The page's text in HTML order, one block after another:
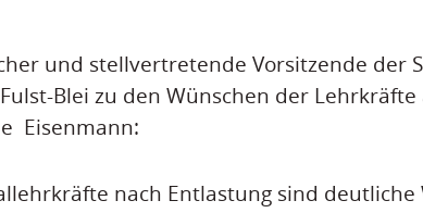
und stellvertretende Vorsitzende der
Blei zu den Wünschen der Lehrkräfte
Eisenmann:
nach Entlastung sind deutliche